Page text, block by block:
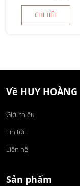
CHI TIẾT
Về HUY HOÀNG
Giới thiệu
Tin tức
Liên hệ
Sản phẩm